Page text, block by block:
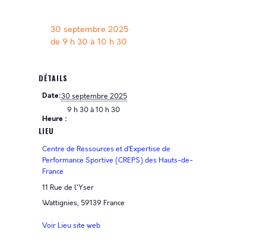
30 septembre 2025
de 9 h 30 à 10 h 30
DÉTAILS
Date:30 septembre 2025
Heure :
9 h 30 à 10 h 30
LIEU
Centre de Ressources et d’Expertise de
Performance Sportive (CREPS) des Hauts-de-
France
11 Rue de l'Yser
Wattignies, 59139 France
Voir Lieu site web